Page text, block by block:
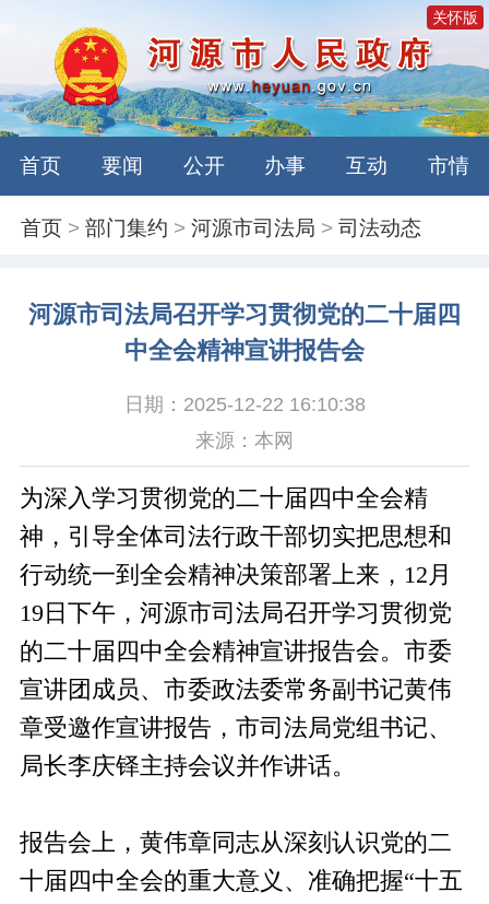
关怀版
首页 要闻 公开 办事 互动 市情
首页 >部门集约 >河源市司法局 >司法动态
河源市司法局召开学习贯彻党的二十届四
中全会精神宣讲报告会
日期：2025-12-22 16:10:38
来源：本网
为深入学习贯彻党的二十届四中全会精
神，引导全体司法行政干部切实把思想和
行动统一到全会精神决策部署上来，12月
19日下午，河源市司法局召开学习贯彻党
的二十届四中全会精神宣讲报告会。市委
宣讲团成员、市委政法委常务副书记黄伟
章受邀作宣讲报告，市司法局党组书记、
局长李庆铎主持会议并作讲话。
报告会上，黄伟章同志从深刻认识党的二
十届四中全会的重大意义、准确把握“十五